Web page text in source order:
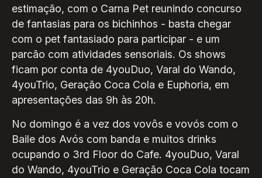
estimação, com o Carna Pet reunindo concurso
de fantasias para os bichinhos - basta chegar
com o pet fantasiado para participar - e um
parcão com atividades sensoriais. Os shows
ficam por conta de 4youDuo, Varal do Wando,
4youTrio, Geração Coca Cola e Euphoria, em
apresentações das 9h às 20h.
No domingo é a vez dos vovôs e vovós com o
Baile dos Avós com banda e muitos drinks
ocupando o 3rd Floor do Cafe. 4youDuo, Varal
do Wando, 4youTrio e Geração Coca Cola tocam